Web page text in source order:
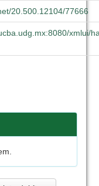
20.500.12104/77666
xmlui/